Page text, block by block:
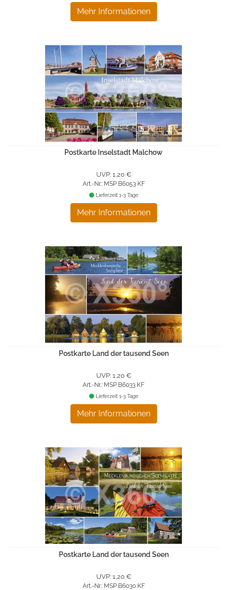
Mehr Informationen
Postkarte Inselstadt Malchow
UVP: 1,20 €
Art.-Nr.: MSP B6053 KF
Mehr Informationen
Lieferzeit 1-3 Tage
Postkarte Land der tausend Seen
UVP: 1,20 €
Art.-Nr.: MSP B6033 KF
Mehr Informationen
Lieferzeit 1-3 Tage
Postkarte Land der tausend Seen
UVP: 1,20 €
Art.-Nr.: MSP B6030 KF